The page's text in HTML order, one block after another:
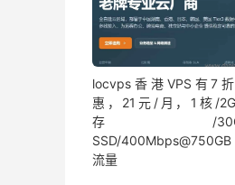
locvps香港VPS有7
惠，21元/月，1核/
存/
SSD/
流量